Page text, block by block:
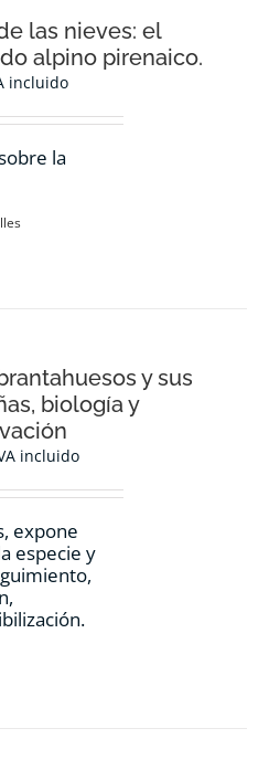
las nieves: el
alpino pirenaico.
incluido
la
y sus
biología y
incluido
expone
especie y